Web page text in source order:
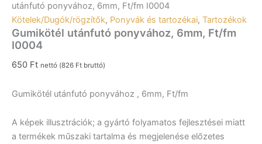
utánfutó ponyvához, 6mm, Ft/fm I0004
Kötelek/Dugók/rögzítők, Ponyvák és tartozékai, Tartozékok
Gumikötél utánfutó ponyvához, 6mm, Ft/fm
I0004
650 Ft nettó (826 Ft bruttó)
Gumikötél utánfutó ponyvához , 6mm, Ft/fm
A képek illusztrációk; a gyártó folyamatos fejlesztései miatt
a termékek műszaki tartalma és megjelenése előzetes